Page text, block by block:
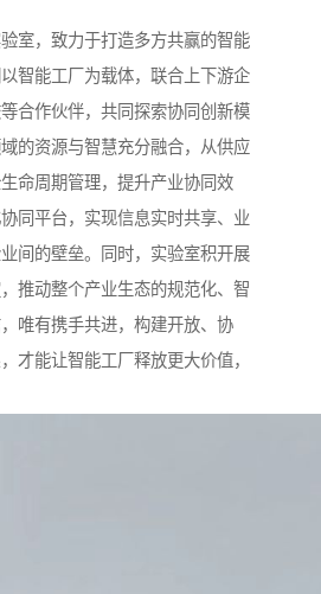
室，致力于打造多方共赢的智能
智能工厂为载体，联合上下游企
合作伙伴，共同探索协同创新模
的资源与智慧充分融合，从供应
命周期管理，提升产业协同效
同平台，实现信息实时共享、业
间的壁垒。同时，实验室积开展
推动整个产业生态的规范化、智
唯有携手共进，构建开放、协
才能让智能工厂释放更大价值，